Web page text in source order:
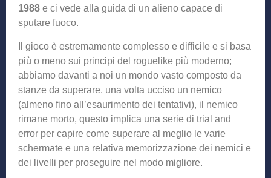
1988 e ci vede alla guida di un alieno capace di
sputare fuoco.
Il gioco è estremamente complesso e difficile e si basa
più o meno sui principi del roguelike più moderno;
abbiamo davanti a noi un mondo vasto composto da
stanze da superare, una volta ucciso un nemico
(almeno fino all’esaurimento dei tentativi), il nemico
rimane morto, questo implica una serie di trial and
error per capire come superare al meglio le varie
schermate e una relativa memorizzazione dei nemici e
dei livelli per proseguire nel modo migliore.